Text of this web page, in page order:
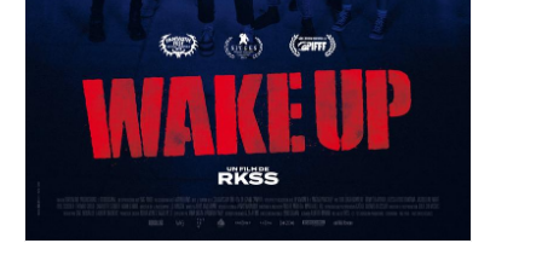
影城公告
中獎名單
合作夥伴